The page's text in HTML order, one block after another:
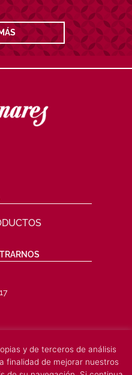
y de terceros de análisis
finalidad de mejorar nuestros